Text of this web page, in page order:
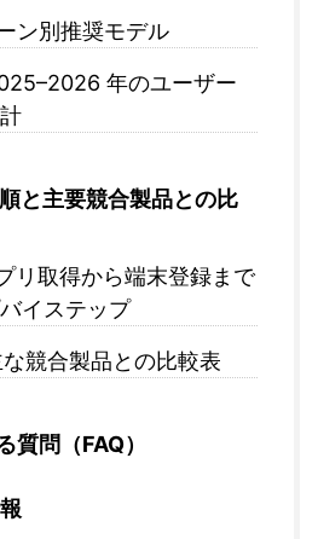
ン別推奨モデル
年のユーザー
と主要競合製品との比
リ取得から端末登録まで
イステップ
な競合製品との比較表
質問（FAQ）